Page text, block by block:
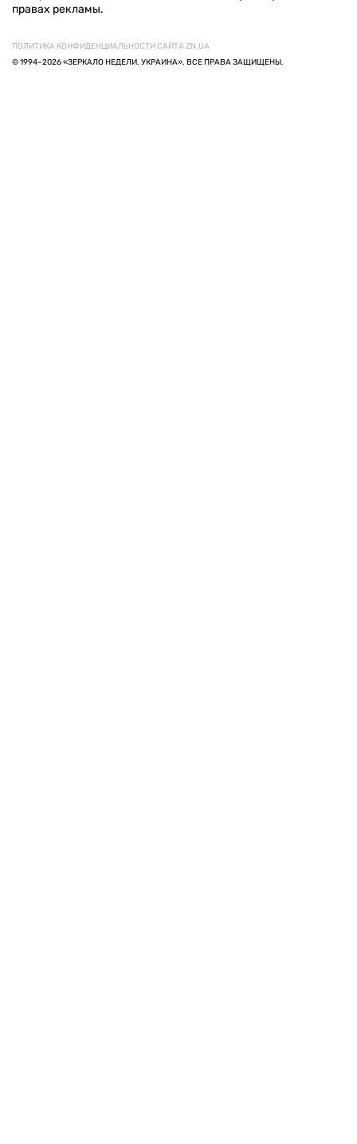
правах рекламы.
ПОЛИТИКА КОНФИДЕНЦИАЛЬНОСТИ САЙТА ZN.UA
© 1994–2026 «ЗЕРКАЛО НЕДЕЛИ. УКРАИНА». ВСЕ ПРАВА ЗАЩИЩЕНЫ.